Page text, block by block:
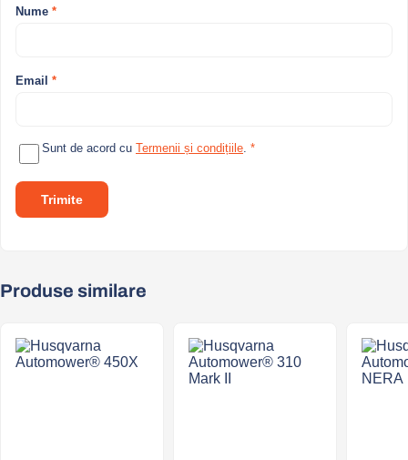
Nume *
Email *
Sunt de acord cu Termenii și condițiile. *
Produse similare